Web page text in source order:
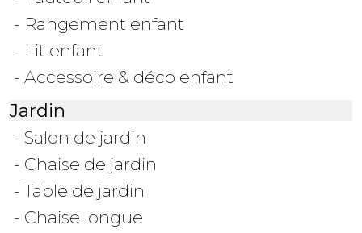
- Rangement enfant
- Lit enfant
- Accessoire & déco enfant
Jardin
- Salon de jardin
- Chaise de jardin
- Table de jardin
- Chaise longue